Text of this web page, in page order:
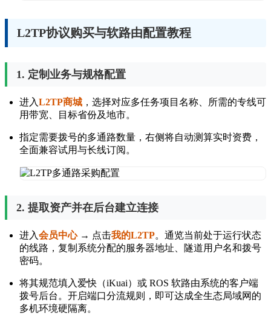
L2TP协议购买与软路由配置教程
1. 定制业务与规格配置
进入L2TP商城 ，选择对应多任务项目名称、所需的专线可
用带宽、目标省份及地市。
指定需要拨号的多通路数量，右侧将自动测算实时资费，
全面兼容试用与长线订阅。
2. 提取资产并在后台建立连接
进入会员中心→ 点击我的L2TP。通览当前处于运行状态
的线路，复制系统分配的服务器地址、隧道用户名和拨号
密码。
将其规范填入爱快（iKuai）或 ROS 软路由系统的客户端
拨号后台。开启端口分流规则，即可达成全生态局域网的
多机环境硬隔离。